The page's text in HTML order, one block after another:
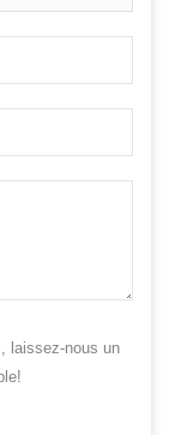
laissez-nous un